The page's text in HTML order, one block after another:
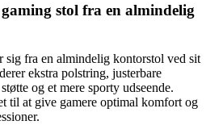
stol fra en almindelig
sig fra en almindelig kontorstol ved sit
ekstra polstring, justerbare
og et mere sporty udseende.
til at give gamere optimal komfort og